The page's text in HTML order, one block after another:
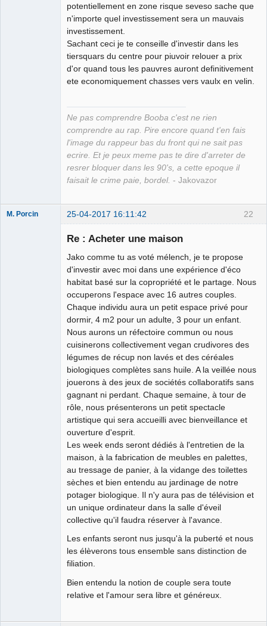
potentiellement en zone risque seveso sache que
n'importe quel investissement sera un mauvais
investissement.
Sachant ceci je te conseille d'investir dans les
tiersquars du centre pour piuvoir relouer a prix
d'or quand tous les pauvres auront definitivement
ete economiquement chasses vers vaulx en velin.
Ne pas comprendre Booba c'est ne rien
comprendre au rap. Pire encore quand t'en fais
l'image du rappeur bas du front qui ne sait pas
ecrire. Et je peux meme pas te dire d'arreter de
resrer bloquer dans les 90's, a cette epoque il
faisait le crime paie, bordel. - Jakovazor
22
M. Porcin 25-04-2017 16:11:42
Re : Acheter une maison
Jako comme tu as voté mélench, je te propose
d'investir avec moi dans une expérience d'éco
habitat basé sur la copropriété et le partage. Nous
occuperons l'espace avec 16 autres couples.
Chaque individu aura un petit espace privé pour
dormir, 4 m2 pour un adulte, 3 pour un enfant.
Nous aurons un réfectoire commun ou nous
cuisinerons collectivement vegan crudivores des
légumes de récup non lavés et des céréales
biologiques complètes sans huile. A la veillée nous
jouerons à des jeux de sociétés collaboratifs sans
gagnant ni perdant. Chaque semaine, à tour de
rôle, nous présenterons un petit spectacle
artistique qui sera accueilli avec bienveillance et
ouverture d'esprit.
Les week ends seront dédiés à l'entretien de la
maison, à la fabrication de meubles en palettes,
au tressage de panier, à la vidange des toilettes
sèches et bien entendu au jardinage de notre
potager biologique. Il n'y aura pas de télévision et
un unique ordinateur dans la salle d'éveil
collective qu'il faudra réserver à l'avance.
Les enfants seront nus jusqu'à la puberté et nous
les élèverons tous ensemble sans distinction de
filiation.
Bien entendu la notion de couple sera toute
relative et l'amour sera libre et généreux.